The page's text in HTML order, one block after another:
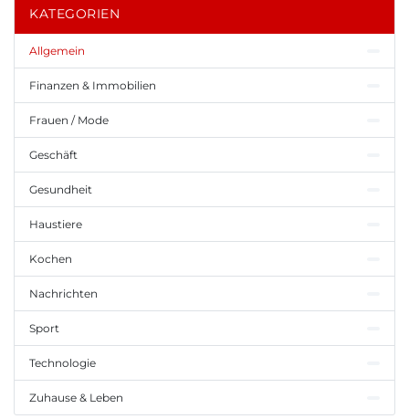
KATEGORIEN
Allgemein
Finanzen & Immobilien
Frauen / Mode
Geschäft
Gesundheit
Haustiere
Kochen
Nachrichten
Sport
Technologie
Zuhause & Leben